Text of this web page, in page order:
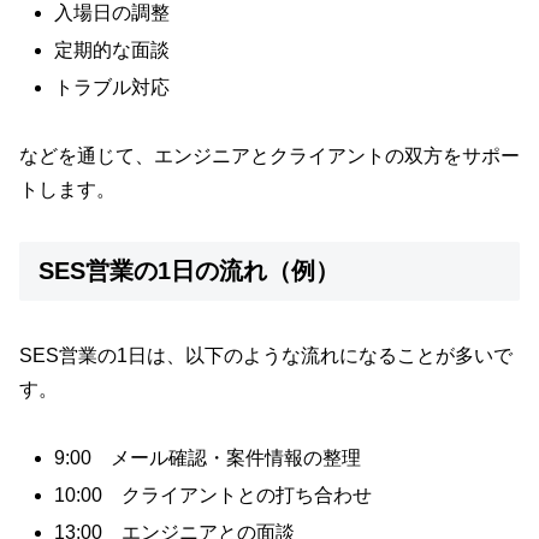
入場日の調整
定期的な面談
トラブル対応
などを通じて、エンジニアとクライアントの双方をサポー
トします。
SES営業の1日の流れ（例）
SES営業の1日は、以下のような流れになることが多いで
す。
9:00 メール確認・案件情報の整理
10:00 クライアントとの打ち合わせ
13:00 エンジニアとの面談